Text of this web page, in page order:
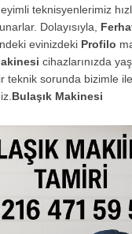
teknisyenlerimiz
Dolayısıyla,
ndeki evinizdeki Profilo
cihazlarınızda
teknik sorunda bizimle
Bulaşık Makinesi